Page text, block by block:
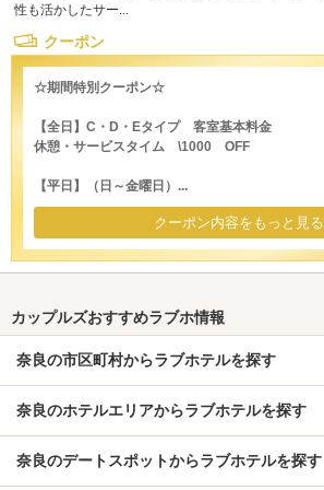
性も活かしたサー...
クーポン
☆期間特別クーポン☆
【全日】C・D・Eタイプ 客室基本料金
休憩・サービスタイム \1000 OFF
【平日】（日～金曜日）...
クーポン内容をもっと見る
カップルズおすすめラブホ情報
奈良の市区町村からラブホテルを探す
奈良のホテルエリアからラブホテルを探す
奈良のデートスポットからラブホテルを探す